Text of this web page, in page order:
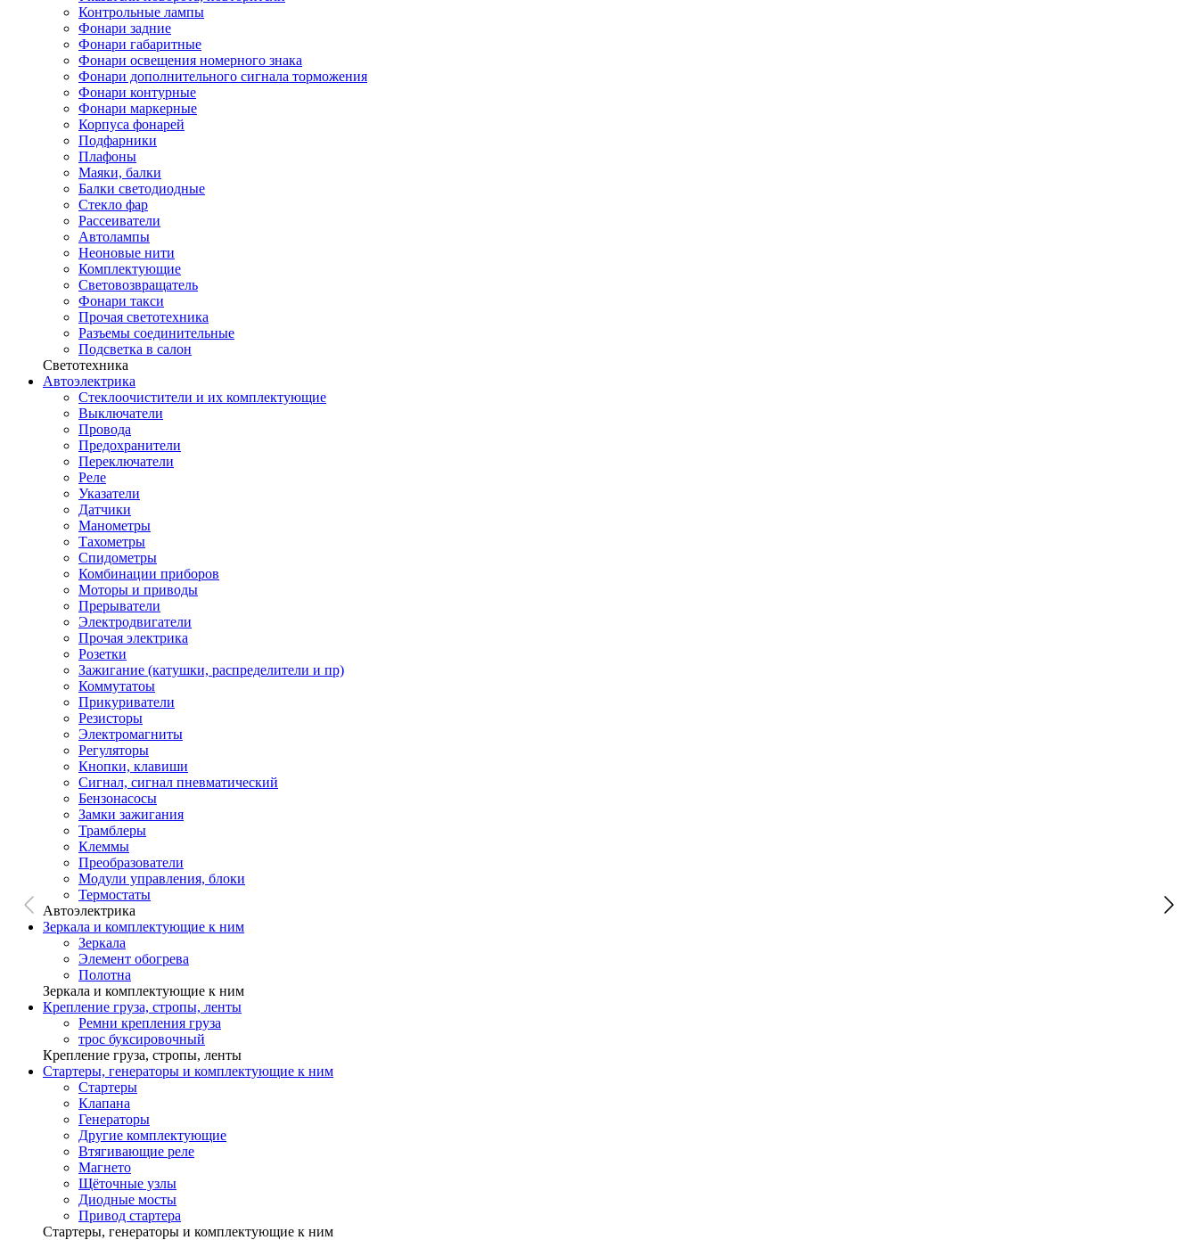
Контрольные лампы
Фонари задние
Фонари габаритные
Фонари освещения номерного знака
Фонари дополнительного сигнала торможения
Фонари контурные
Фонари маркерные
Корпуса фонарей
Подфарники
Плафоны
Маяки, балки
Балки светодиодные
Стекло фар
Рассеиватели
Автолампы
Неоновые нити
Комплектующие
Световозвращатель
Фонари такси
Прочая светотехника
Разъемы соединительные
Подсветка в салон
Светотехника
Автоэлектрика
Стеклоочистители и их комплектующие
Выключатели
Провода
Предохранители
Переключатели
Реле
Указатели
Датчики
Манометры
Тахометры
Спидометры
Комбинации приборов
Моторы и приводы
Прерыватели
Электродвигатели
Прочая электрика
Розетки
Зажигание (катушки, распределители и пр)
Коммутатоы
Прикуриватели
Резисторы
Электромагниты
Регуляторы
Кнопки, клавиши
Сигнал, сигнал пневматический
Бензонасосы
Замки зажигания
Трамблеры
Клеммы
Преобразователи
Модули управления, блоки
Термостаты
Автоэлектрика
Зеркала и комплектующие к ним
Зеркала
Элемент обогрева
Полотна
Зеркала и комплектующие к ним
Крепление груза, стропы, ленты
Ремни крепления груза
трос буксировочный
Крепление груза, стропы, ленты
Стартеры, генераторы и комплектующие к ним
Стартеры
Клапана
Генераторы
Другие комплектующие
Втягивающие реле
Магнето
Щёточные узлы
Диодные мосты
Привод стартера
Стартеры, генераторы и комплектующие к ним